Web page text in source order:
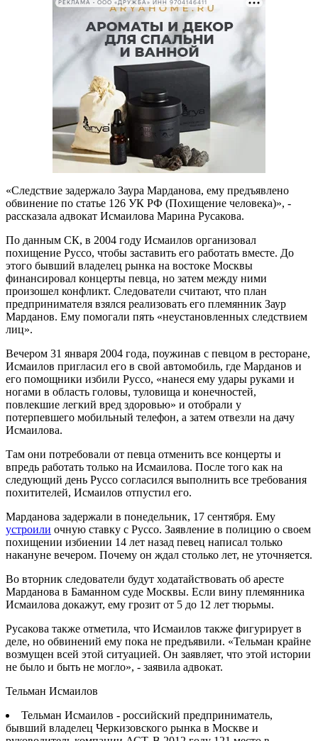
РЕКЛАМА • ООО «ДРУЖБА» ИНН 9704146411
«Следствие задержало Заура Марданова, ему предъявлено
обвинение по статье 126 УК РФ (Похищение человека)», -
рассказала адвокат Исмаилова Марина Русакова.
По данным СК, в 2004 году Исмаилов организовал
похищение Руссо, чтобы заставить его работать вместе. До
этого бывший владелец рынка на востоке Москвы
финансировал концерты певца, но затем между ними
произошел конфликт. Следователи считают, что план
предпринимателя взялся реализовать его племянник Заур
Марданов. Ему помогали пять «неустановленных следствием
лиц».
Вечером 31 января 2004 года, поужинав с певцом в ресторане,
Исмаилов пригласил его в свой автомобиль, где Марданов и
его помощники избили Руссо, «нанеся ему удары руками и
ногами в область головы, туловища и конечностей,
повлекшие легкий вред здоровью» и отобрали у
потерпевшего мобильный телефон, а затем отвезли на дачу
Исмаилова.
Там они потребовали от певца отменить все концерты и
впредь работать только на Исмаилова. После того как на
следующий день Руссо согласился выполнить все требования
похитителей, Исмаилов отпустил его.
Марданова задержали в понедельник, 17 сентября. Ему
устроили очную ставку с Руссо. Заявление в полицию о своем
похищении избиении 14 лет назад певец написал только
накануне вечером. Почему он ждал столько лет, не уточняется.
Во вторник следователи будут ходатайствовать об аресте
Марданова в Баманном суде Москвы. Если вину племянника
Исмаилова докажут, ему грозит от 5 до 12 лет тюрьмы.
Русакова также отметила, что Исмаилов также фигурирует в
деле, но обвинений ему пока не предъявили. «Тельман крайне
возмущен всей этой ситуацией. Он заявляет, что этой истории
не было и быть не могло», - заявила адвокат.
Тельман Исмаилов
Тельман Исмаилов - российский предприниматель,
бывший владелец Черкизовского рынка в Москве и